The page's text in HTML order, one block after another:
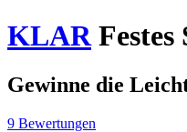
KLARFestes
Gewinne die
9 Bewertungen